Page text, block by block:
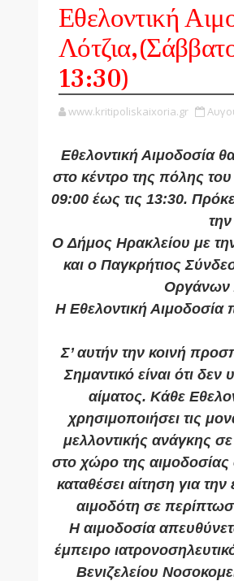
Εθελοντική
13:30)
www.kritipoliskaixoria.gr
Εθελοντική Αιμοδοσία
στο κέντρο της πόλης του
09:00 έως τις 13:30.
O Δήμος Ηρακλείου με
και ο Παγκρήτιος
Οργάνων
Η Εθελοντική Αιμοδοσία
Σ’ αυτήν την κοινή
Σημαντικό είναι ότι δεν
αίματος. Κάθε
χρησιμοποιήσει τις
μελλοντικής ανάγκης
στο χώρο της αιμοδοσίας
καταθέσει αίτηση για
αιμοδότη σε
Η αιμοδοσία
έμπειρο
Βενιζελείου